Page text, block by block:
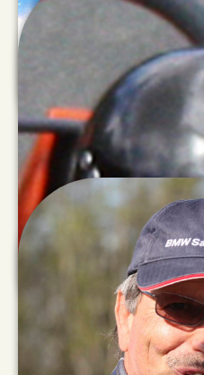
Jean Louis
Pierre-Alain